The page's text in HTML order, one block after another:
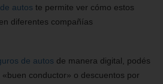
autos te permite ver cómo estos
diferentes compañías
de autos de manera digital, podés
conductor» o descuentos por